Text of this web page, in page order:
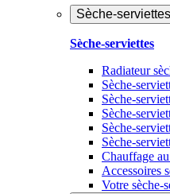
Sèche-serviettes
Sèche-serviettes
Radiateur
Sèche-
Sèche-
Sèche-
Sèche-
Sèche-
Chauffage
Accessoires
Votre sèche-